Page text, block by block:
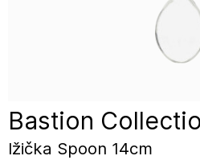
Bastion Collections Skleněná
lžička Spoon 14cm